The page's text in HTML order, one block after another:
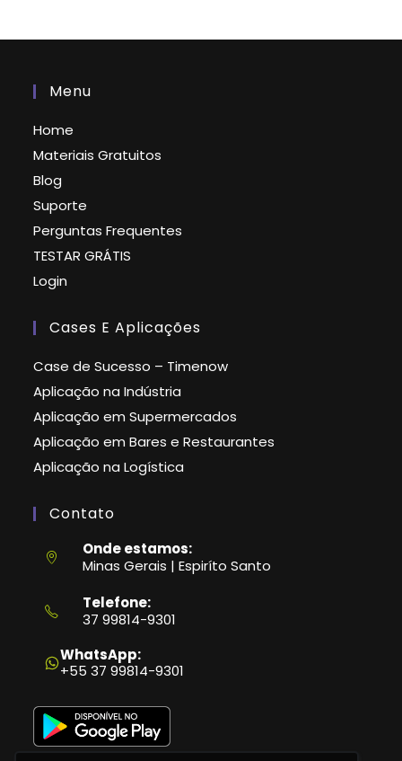
Menu
Home
Materiais Gratuitos
Blog
Suporte
Perguntas Frequentes
TESTAR GRÁTIS
Login
Cases E Aplicações
Case de Sucesso – Timenow
Aplicação na Indústria
Aplicação em Supermercados
Aplicação em Bares e Restaurantes
Aplicação na Logística
Contato
Onde estamos:
Minas Gerais | Espiríto Santo
Telefone:
37 99814-9301
em
seu
aplicativo
WhatsApp:
+55 37 99814-9301